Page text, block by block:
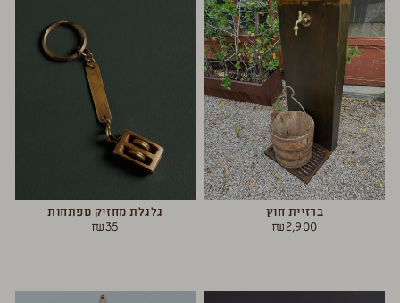
ברזיית חוץ
₪2,900
גלגלת מחזיק מפתחות
₪35